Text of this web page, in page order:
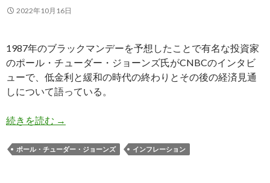
2022年10月16日
1987年のブラックマンデーを予想したことで有名な投資家
のポール・チューダー・ジョーンズ氏がCNBCのインタビ
ューで、低金利と緩和の時代の終わりとその後の経済見通
しについて語っている。
続きを読む チューダー・ジョーンズ氏: 2020年代は財政規律
→
ポール・チューダー・ジョーンズ インフレーション